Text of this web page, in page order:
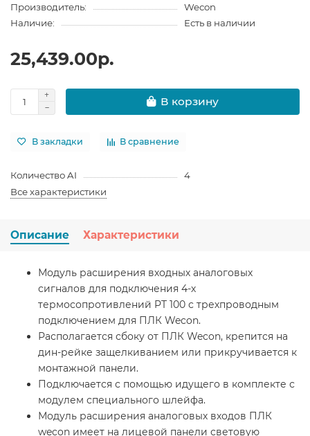
Производитель:
Wecon
Наличие:
Есть в наличии
25,439.00р.
В корзину
В закладки В сравнение
Количество AI
4
Все характеристики
Описание Характеристики
Модуль расширения входных аналоговых
сигналов для подключения 4-х
термосопротивлений PT 100 с трехпроводным
подключением для ПЛК Wecon.
Располагается сбоку от ПЛК Wecon, крепится на
дин-рейке защелкиванием или прикручивается к
монтажной панели.
Подключается с помощью идущего в комплекте с
модулем специального шлейфа.
Модуль расширения аналоговых входов ПЛК
wecon имеет на лицевой панели световую